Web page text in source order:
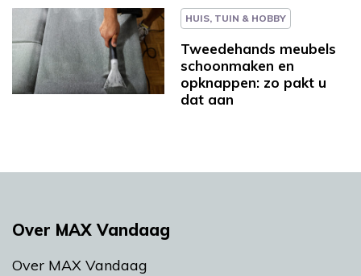
HUIS, TUIN & HOBBY
Tweedehands meubels
schoonmaken en
opknappen: zo pakt u
dat aan
Over MAX Vandaag
Over MAX Vandaag